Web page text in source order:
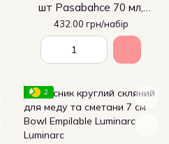
шт Pasabahce 70 мл,
гастросоусник Gastro
Boutique
432.00 грн/набір
2